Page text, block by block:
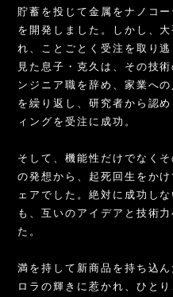
貯蓄を投じて金属をナノコ
を開発しました。しかし、
れ、ことごとく受注を取り
見た息子・克久は、その技
ンジニア職を辞め、家業へ
を繰り返し、研究者から認
ィングを受注に成功。
そして、機能性だけでなく
の発想から、起死回生をか
ェアでした。絶対に成功し
も、互いのアイデアと技術
た。
満を持して新商品を持ち込
ロラの輝きに惹かれ、ひと